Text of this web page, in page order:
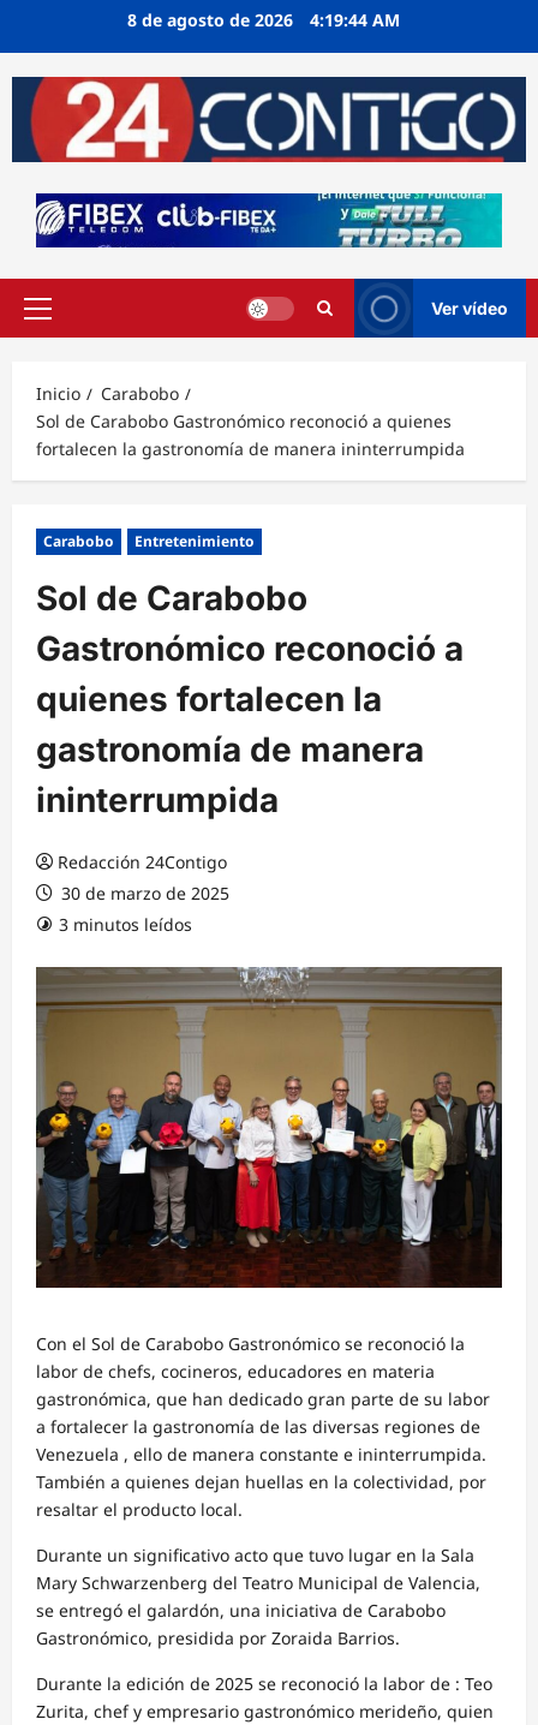
8 de agosto de 2026 4:19:44 AM
Menú
Ver vídeo
Inicio
Carabobo
Sol de Carabobo Gastronómico reconoció a quienes
fortalecen la gastronomía de manera ininterrumpida
Carabobo Entretenimiento
Sol de Carabobo
Gastronómico reconoció a
quienes fortalecen la
gastronomía de manera
ininterrumpida
Redacción 24Contigo
30 de marzo de 2025
3 minutos leídos
Con el Sol de Carabobo Gastronómico se reconoció la
labor de chefs, cocineros, educadores en materia
gastronómica, que han dedicado gran parte de su labor
a fortalecer la gastronomía de las diversas regiones de
Venezuela , ello de manera constante e ininterrumpida.
También a quienes dejan huellas en la colectividad, por
resaltar el producto local.
Durante un significativo acto que tuvo lugar en la Sala
Mary Schwarzenberg del Teatro Municipal de Valencia,
se entregó el galardón, una iniciativa de Carabobo
Gastronómico, presidida por Zoraida Barrios.
Durante la edición de 2025 se reconoció la labor de : Teo
Zurita, chef y empresario gastronómico merideño, quien